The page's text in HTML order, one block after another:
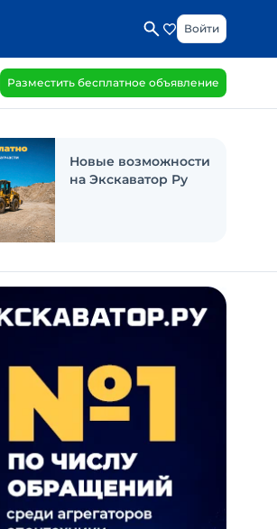
Войти
Разместить бесплатное объявление
Новые возможности
на Экскаватор Ру